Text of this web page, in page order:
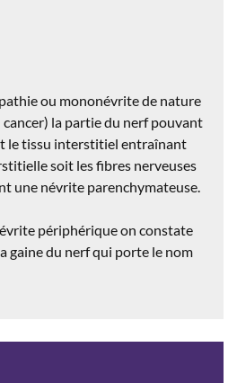
ou mononévrite de nature
cancer) la partie du nerf pouvant
le tissu interstitiel entraînant
soit les fibres nerveuses
une névrite parenchymateuse.
périphérique on constate
gaine du nerf qui porte le nom